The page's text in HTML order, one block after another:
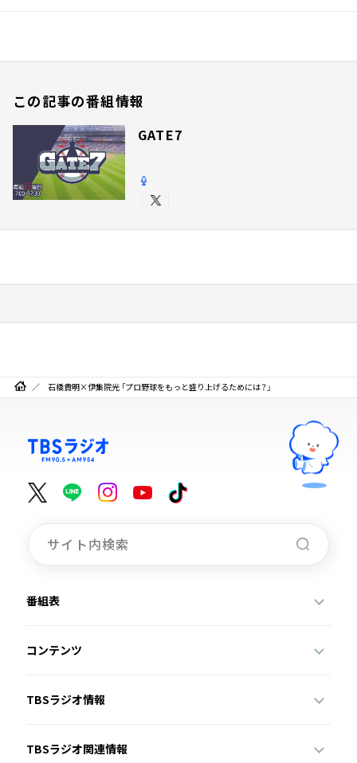
この記事の番組情報
GATE7
石橋貴明×伊集院光 「プロ野球をもっと盛り上げるためには？」
番組表
コンテンツ
TBSラジオ情報
TBSラジオ関連情報